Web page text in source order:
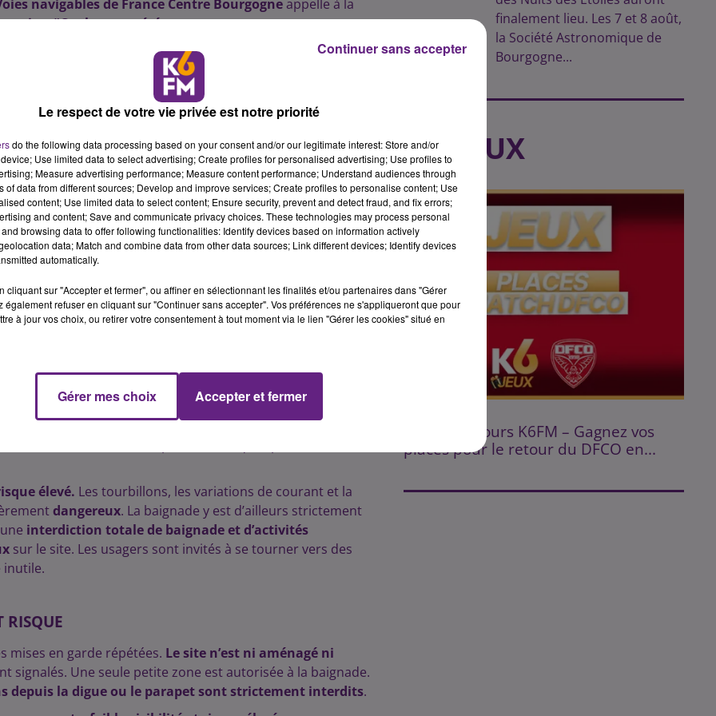
navigables de France Centre Bourgogneappelle à la
#Coulepastonété.
LES JEUNES
, les cours d’eau et plans d’eaureprésentent une part
noyades mortelles chez les moins de 18 anssurviennent
la vie, contre 20 l’année précédente.Des chiffres qui
chaleursincitent de plus en plus de personnes àse
SOUS-ESTIMÉS
leszones non aménagéescomporte denombreux
être
d’hydrocutionest aussiélevé
écarts de
à faible hauteur, ils peuvent entraîner deschocs graves
élevé. Les tourbillons, les variations de courant et la
dangereux. La baignade y est d’ailleurs strictement
interdiction totale de baignade et d’activités
sur le site. Les usagers sont invités à se tourner vers des
inutile.
RISQUE
mises en garde répétées. Le site n’est ni aménagé ni
signalés. Une seule petite zone est autorisée à la baignade.
depuis la digue ou le parapet sont strictement interdits.
finalement lieu. Les 7 et 8 août,
la Société Astronomique de
Bourgogne...
LES JEUX
⚽ Jeu Concours K6FM – Gagnez vos
places pour le retour du DFCO en...
Le respect de votre vie privée est notre priorité
do the following data processing based on your consent and/or our legitimate interest: Store and/or
Use limited data to select advertising; Create profiles for personalised advertising; Use profiles to
Measure advertising performance; Measure content performance; Understand audiences through
of data from different sources; Develop and improve services; Create profiles to personalise content; Use
content; Use limited data to select content; Ensure security, prevent and detect fraud, and fix errors;
and content; Save and communicate privacy choices. These technologies may process personal
browsing data to offer following functionalities: Identify devices based on information actively
data; Match and combine data from other data sources; Link different devices; Identify devices
automatically.
cliquant sur "Accepter et fermer", ou affiner en sélectionnant les finalités et/ou partenaires dans "Gérer
également refuser en cliquant sur "Continuer sans accepter". Vos préférences ne s'appliqueront que pour
à jour vos choix, ou retirer votre consentement à tout moment via le lien "Gérer les cookies" situé en
Gérer mes choix Accepter et fermer
Continuer sans accepter